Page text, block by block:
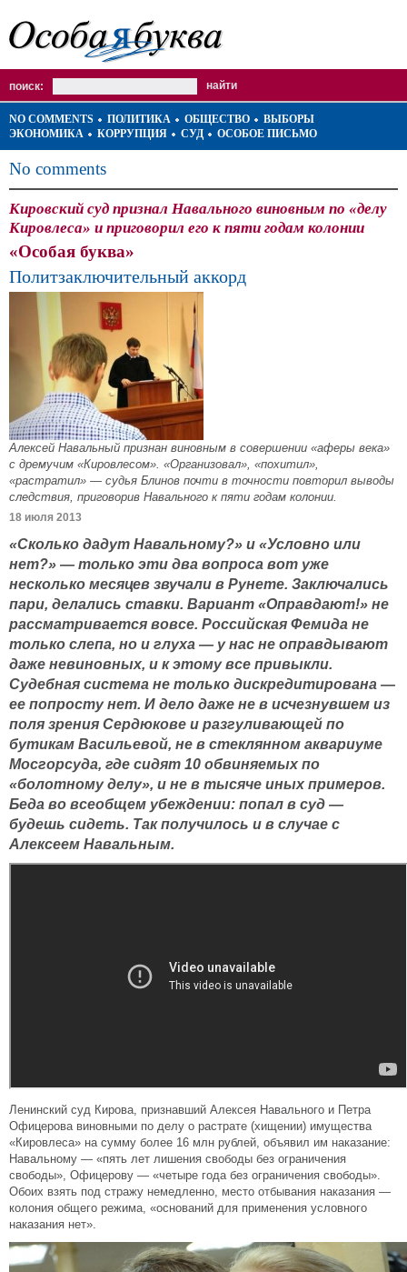
поиск:
NO COMMENTS ПОЛИТИКА ОБЩЕСТВО
ВЫБОРЫ
ЭКОНОМИКА
КОРРУПЦИЯ СУД ОСОБОЕ ПИСЬМО
No comments
Кировский суд признал Навального виновным по «делу
Кировлеса» и приговорил его к пяти годам колонии
«Особая буква»
Политзаключительный аккорд
Алексей Навальный признан виновным в совершении «аферы века»
с дремучим «Кировлесом». «Организовал», «похитил»,
«растратил» — судья Блинов почти в точности повторил выводы
следствия, приговорив Навального к пяти годам колонии.
18 июля 2013
«Сколько дадут Навальному?» и «Условно или
нет?» — только эти два вопроса вот уже
несколько месяцев звучали в Рунете. Заключались
пари, делались ставки. Вариант «Оправдают!» не
рассматривается вовсе. Российская Фемида не
только слепа, но и глуха — у нас не оправдывают
даже невиновных, и к этому все привыкли.
Судебная система не только дискредитирована —
ее попросту нет. И дело даже не в исчезнувшем из
поля зрения Сердюкове и разгуливающей по
бутикам Васильевой, не в стеклянном аквариуме
Мосгорсуда, где сидят 10 обвиняемых по
«болотному делу», и не в тысяче иных примеров.
Беда во всеобщем убеждении: попал в суд —
будешь сидеть. Так получилось и в случае с
Алексеем Навальным.
Ленинский суд Кирова, признавший Алексея Навального и Петра
Офицерова виновными по делу о растрате (хищении) имущества
«Кировлеса» на сумму более 16 млн рублей, объявил им наказание:
Навальному — «пять лет лишения свободы без ограничения
свободы», Офицерову — «четыре года без ограничения свободы».
Обоих взять под стражу немедленно, место отбывания наказания —
колония общего режима, «оснований для применения условного
наказания нет».